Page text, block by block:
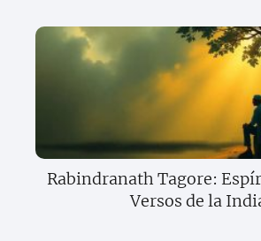
Rabindranath Tagore:
Versos de la